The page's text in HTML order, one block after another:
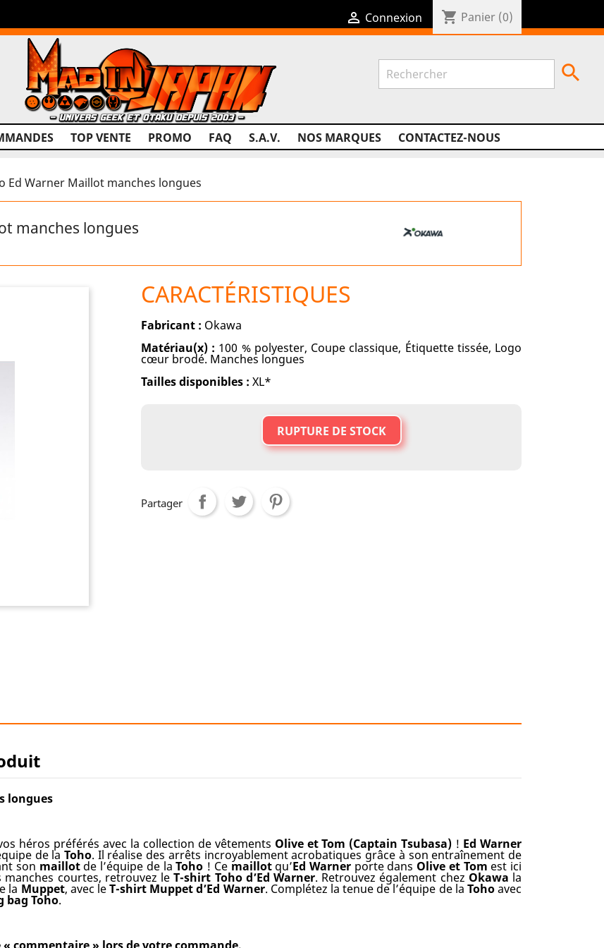
 Connexion shopping_cart Panier (0)
TOP VENTE PROMO FAQ S.A.V. NOS MARQUES CONTACTEZ-NOUS

Ed Warner Maillot manches longues
manches longues
CARACTÉRISTIQUES
Fabricant : Okawa
Matériau(x) : 100 % polyester, Coupe classique, Étiquette tissée, Logo
cœur brodé. Manches longues
Tailles disponibles : XL*
RUPTURE DE STOCK
Partager
longues
héros préférés avec la collection de vêtements Olive et Tom (Captain Tsubasa) ! Ed Warner
de laToho. Il réalise des arrêts incroyablement acrobatiques grâce à son entraînement de
son maillotde l’équipe de laToho ! Ce maillotqu’Ed Warner porte dans Olive et Tom est ici
manches courtes, retrouvez leT-shirt Toho d’Ed Warner. Retrouvez également chez Okawa la
la Muppet, avec leT-shirt Muppet d’Ed Warner. Complétez la tenue de l’équipe de la Tohoavec
bag Toho.